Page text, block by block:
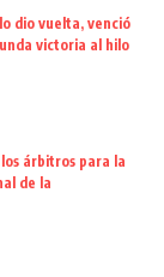
dio vuelta, venció
victoria al hilo
árbitros para la
de la